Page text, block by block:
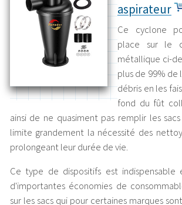
aspirateur
Ce cyclone
place sur le
métallique ci-
plus de 99% de
débris en les
fond du fût
ainsi de ne quasiment pas remplir les
limite grandement la nécessité des
prolongeant leur durée de vie.
Ce type de dispositifs est indispensable
d'importantes économies de
sur les sacs qui pour certaines marques